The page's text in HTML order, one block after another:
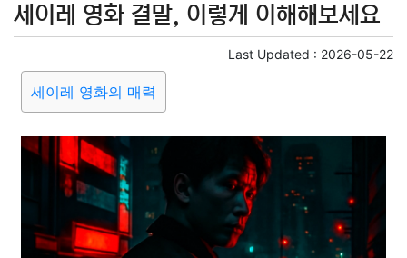
세이레 영화 결말, 이렇게 이해해보세요
Last Updated : 2026-05-22
세이레 영화의 매력